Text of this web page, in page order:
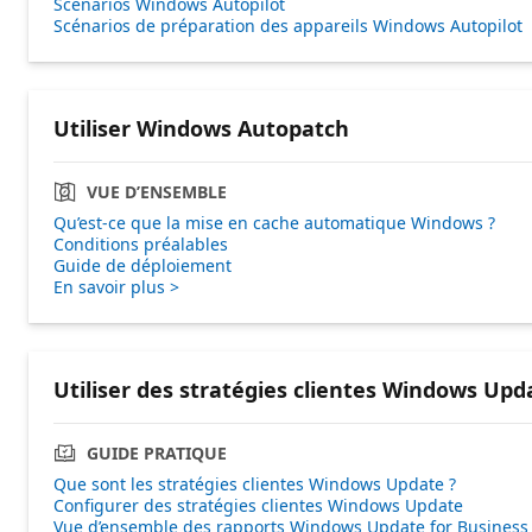
Scénarios de préparation des appareils Windows Autopilot
Utiliser Windows Autopatch
VUE D’ENSEMBLE
Qu’est-ce que la mise en cache automatique Windows ?
Conditions préalables
Guide de déploiement
En savoir plus >
Utiliser des stratégies clientes Windows
GUIDE PRATIQUE
Que sont les stratégies clientes Windows Update ?
Configurer des stratégies clientes Windows Update
Vue d’ensemble des rapports Windows Update for Business